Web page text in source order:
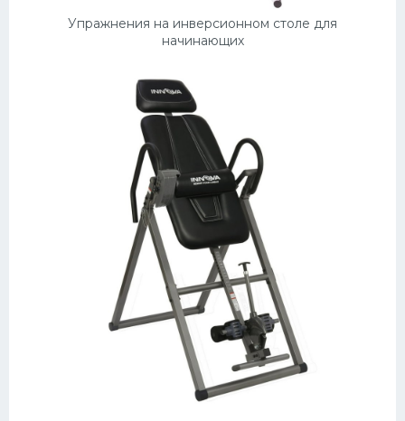
Упражнения на инверсионном столе для
начинающих